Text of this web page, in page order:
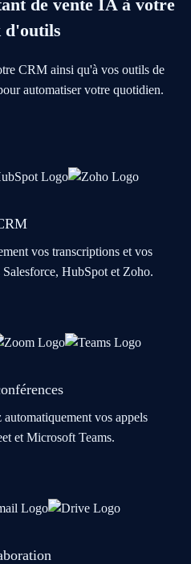
de vente IA à votre
d'outils
CRM ainsi qu'à vos outils de
automatiser votre quotidien.
vos transcriptions et vos
Salesforce, HubSpot et Zoho.
vos appels
et Microsoft Teams.